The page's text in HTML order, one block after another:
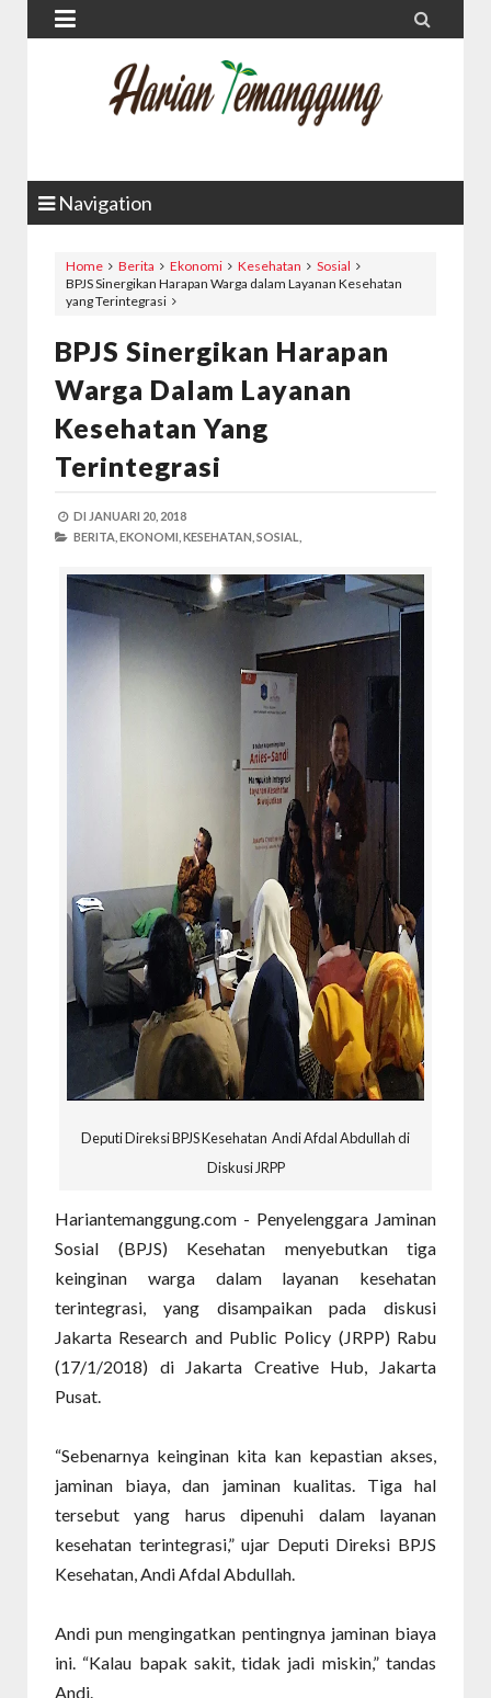
 
Navigation
Home Berita Ekonomi Kesehatan
Sosial
BPJS Sinergikan Harapan Warga dalam Layanan Kesehatan
yang Terintegrasi
BPJS Sinergikan Harapan
Warga Dalam Layanan
Kesehatan Yang
Terintegrasi
DI JANUARI 20, 2018
BERITA, EKONOMI, KESEHATAN, SOSIAL,
Deputi Direksi BPJS Kesehatan Andi Afdal Abdullah di
Diskusi JRPP
Hariantemanggung.com - Penyelenggara Jaminan
Sosial (BPJS) Kesehatan menyebutkan tiga
keinginan warga dalam layanan kesehatan
terintegrasi, yang disampaikan pada diskusi
Jakarta Research and Public Policy (JRPP) Rabu
(17/1/2018) di Jakarta Creative Hub, Jakarta
Pusat.
“Sebenarnya keinginan kita kan kepastian akses,
jaminan biaya, dan jaminan kualitas. Tiga hal
tersebut yang harus dipenuhi dalam layanan
kesehatan terintegrasi,” ujar Deputi Direksi BPJS
Kesehatan, Andi Afdal Abdullah.
Andi pun mengingatkan pentingnya jaminan biaya
ini. “Kalau bapak sakit, tidak jadi miskin,” tandas
Andi.